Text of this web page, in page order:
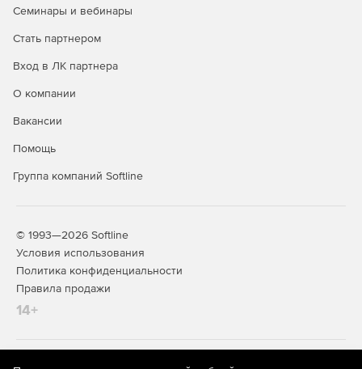
Семинары и вебинары
Стать партнером
Вход в ЛК партнера
О компании
Вакансии
Помощь
Группа компаний Softline
© 1993—2026 Softline
Условия использования
Политика конфиденциальности
Правила продажи
14+